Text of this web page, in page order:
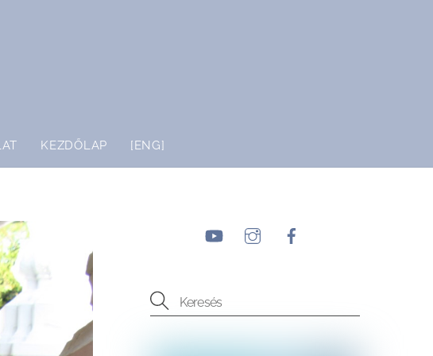
KEZDŐLAP [ENG]
YouTubeInstagram